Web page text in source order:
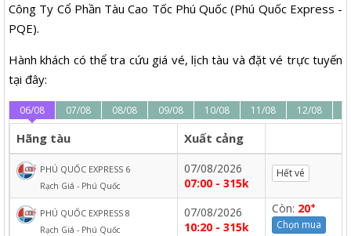
Công Ty Cổ Phần Tàu Cao Tốc Phú Quốc (Phú Quốc Express -
PQE).
Hành khách có thể tra cứu giá vé, lịch tàu và đặt vé trực tuyến
tại đây:
06/08 07/08 08/08 09/08 10/08 11/08 12/08
Hãng tàu Xuất cảng
PHÚ QUỐC EXPRESS 6
Rạch Giá - Phú Quốc
07/08/2026
07:00 - 315k
Hết vé
PHÚ QUỐC EXPRESS 8
Rạch Giá - Phú Quốc
07/08/2026
10:20 - 315k
Còn: 20+
Chọn mua